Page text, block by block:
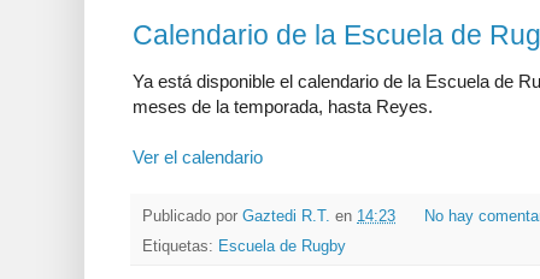
Calendario de la Escuela de
Ya está disponible el calendario de la Escuela de
meses de la temporada, hasta Reyes.
Ver el calendario
Publicado por Gaztedi R.T. en 14:23
No hay
Etiquetas: Escuela de Rugby